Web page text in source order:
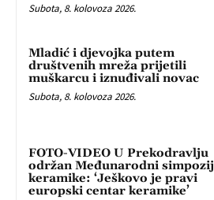
Subota, 8. kolovoza 2026.
Mladić i djevojka putem
društvenih mreža prijetili
muškarcu i iznuđivali novac
Subota, 8. kolovoza 2026.
FOTO-VIDEO U Prekodravlju
održan Međunarodni simpozij
keramike: ‘Ješkovo je pravi
europski centar keramike’